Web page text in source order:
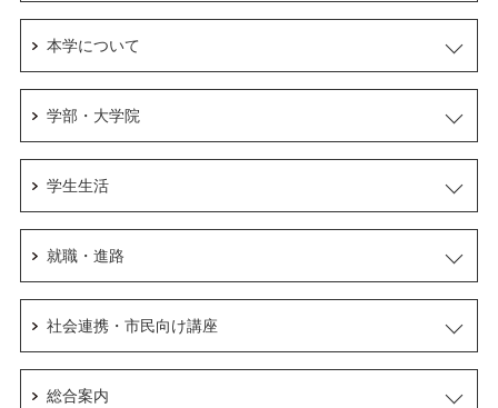
本学について
学部・大学院
学生生活
就職・進路
社会連携・市民向け講座
総合案内